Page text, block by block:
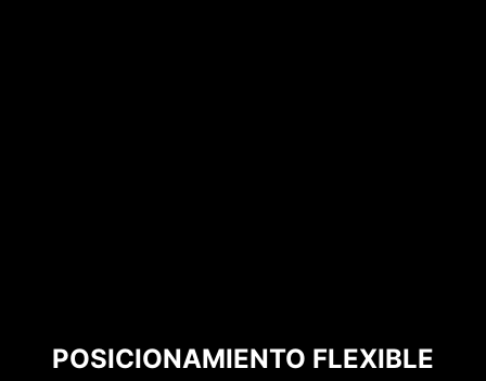
POSICIONAMIENTO FLEXIBLE